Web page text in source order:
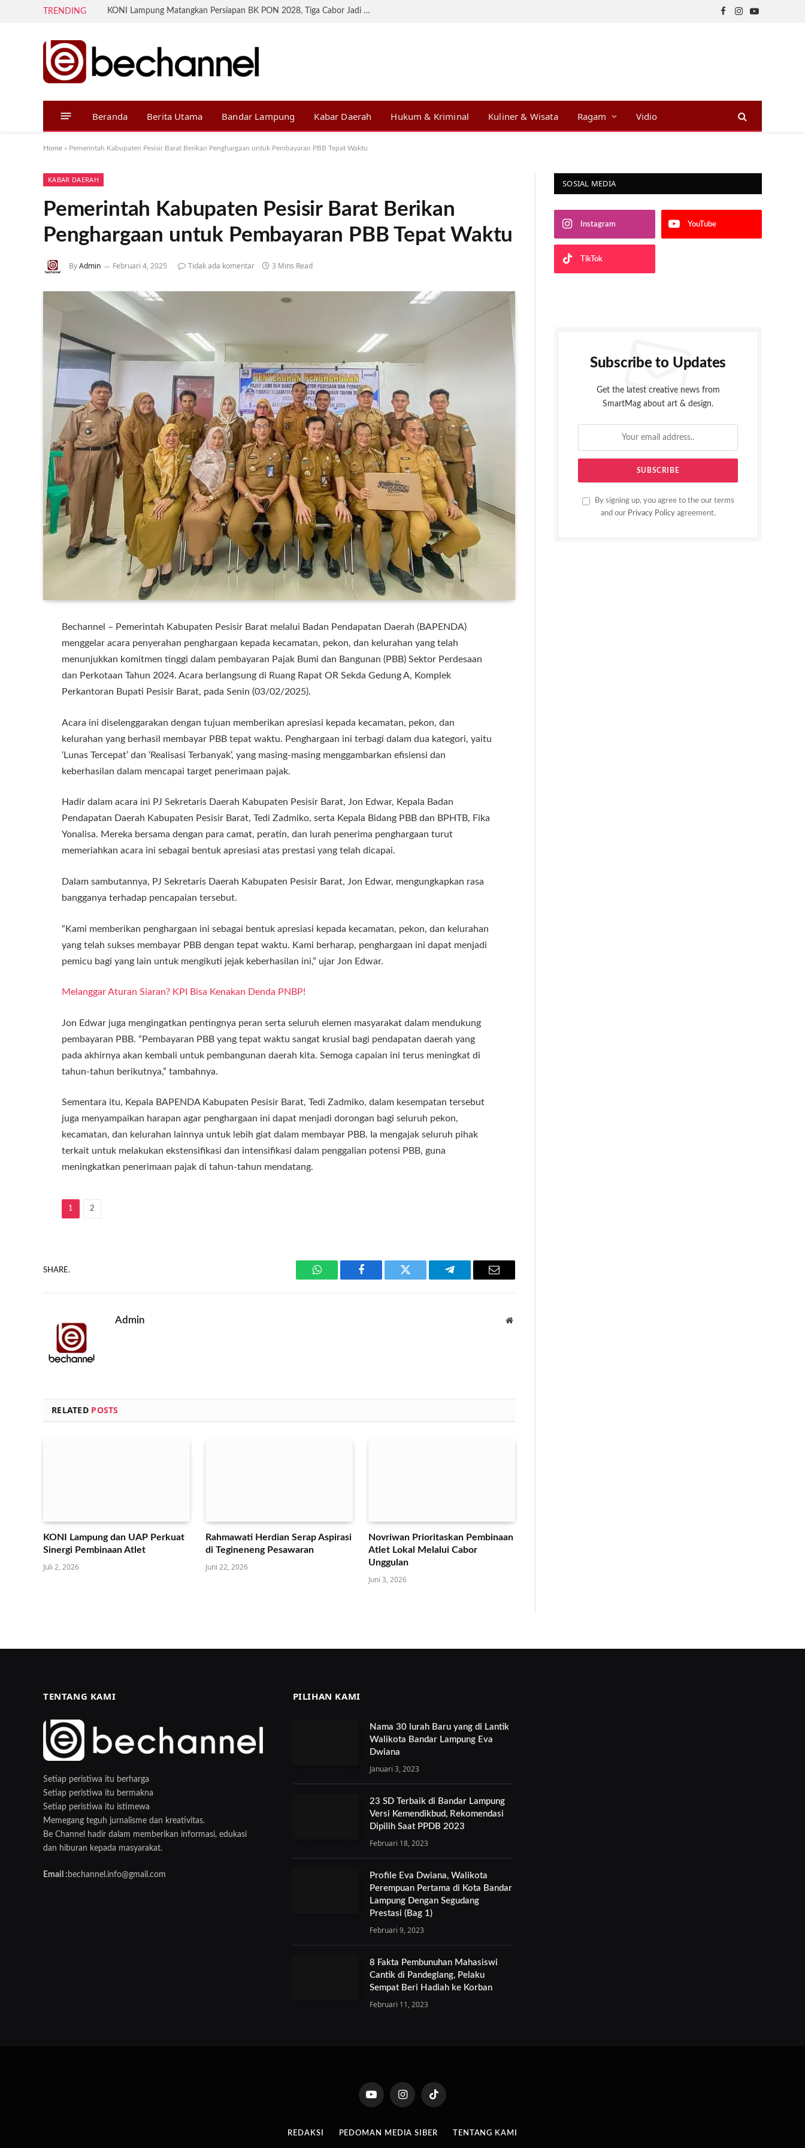
TRENDING KONI Lampung Matangkan Persiapan BK PON 2028, Tiga Cabor Jadi Prioritas
Facebook
Instagram
YouTube
Beranda Berita Utama Bandar Lampung Kabar Daerah Hukum & Kriminal Kuliner & Wisata Ragam Vidio
Home » Pemerintah Kabupaten Pesisir Barat Berikan Penghargaan untuk Pembayaran PBB Tepat Waktu
KABAR DAERAH
Pemerintah Kabupaten Pesisir Barat Berikan
Penghargaan untuk Pembayaran PBB Tepat Waktu
ByAdmin Februari 4, 2025 Tidak ada komentar 3 Mins Read
Bechannel – Pemerintah Kabupaten Pesisir Barat melalui Badan Pendapatan Daerah (BAPENDA)
menggelar acara penyerahan penghargaan kepada kecamatan, pekon, dan kelurahan yang telah
menunjukkan komitmen tinggi dalam pembayaran Pajak Bumi dan Bangunan (PBB) Sektor Perdesaan
dan Perkotaan Tahun 2024. Acara berlangsung di Ruang Rapat OR Sekda Gedung A, Komplek
Perkantoran Bupati Pesisir Barat, pada Senin (03/02/2025).
Acara ini diselenggarakan dengan tujuan memberikan apresiasi kepada kecamatan, pekon, dan
kelurahan yang berhasil membayar PBB tepat waktu. Penghargaan ini terbagi dalam dua kategori, yaitu
‘Lunas Tercepat’ dan ‘Realisasi Terbanyak’, yang masing-masing menggambarkan efisiensi dan
keberhasilan dalam mencapai target penerimaan pajak.
Hadir dalam acara ini PJ Sekretaris Daerah Kabupaten Pesisir Barat, Jon Edwar, Kepala Badan
Pendapatan Daerah Kabupaten Pesisir Barat, Tedi Zadmiko, serta Kepala Bidang PBB dan BPHTB, Fika
Yonalisa. Mereka bersama dengan para camat, peratin, dan lurah penerima penghargaan turut
memeriahkan acara ini sebagai bentuk apresiasi atas prestasi yang telah dicapai.
Dalam sambutannya, PJ Sekretaris Daerah Kabupaten Pesisir Barat, Jon Edwar, mengungkapkan rasa
bangganya terhadap pencapaian tersebut.
“Kami memberikan penghargaan ini sebagai bentuk apresiasi kepada kecamatan, pekon, dan kelurahan
yang telah sukses membayar PBB dengan tepat waktu. Kami berharap, penghargaan ini dapat menjadi
pemicu bagi yang lain untuk mengikuti jejak keberhasilan ini,” ujar Jon Edwar.
Melanggar Aturan Siaran? KPI Bisa Kenakan Denda PNBP!
Jon Edwar juga mengingatkan pentingnya peran serta seluruh elemen masyarakat dalam mendukung
pembayaran PBB. “Pembayaran PBB yang tepat waktu sangat krusial bagi pendapatan daerah yang
pada akhirnya akan kembali untuk pembangunan daerah kita. Semoga capaian ini terus meningkat di
tahun-tahun berikutnya,” tambahnya.
Sementara itu, Kepala BAPENDA Kabupaten Pesisir Barat, Tedi Zadmiko, dalam kesempatan tersebut
juga menyampaikan harapan agar penghargaan ini dapat menjadi dorongan bagi seluruh pekon,
kecamatan, dan kelurahan lainnya untuk lebih giat dalam membayar PBB. Ia mengajak seluruh pihak
terkait untuk melakukan ekstensifikasi dan intensifikasi dalam penggalian potensi PBB, guna
meningkatkan penerimaan pajak di tahun-tahun mendatang.
1 2
SHARE.
WhatsAppFacebook Twitter Telegram Email
Admin Website
RELATED POSTS
KONI Lampung dan UAP Perkuat
Sinergi Pembinaan Atlet
Juli 2, 2026
Rahmawati Herdian Serap Aspirasi
di Tegineneng Pesawaran
Juni 22, 2026
Novriwan Prioritaskan Pembinaan
Atlet Lokal Melalui Cabor
Unggulan
Juni 3, 2026
SOSIAL MEDIA
Instagram YouTube
TikTok
Subscribe to Updates
Get the latest creative news from
SmartMag about art & design.
By signing up, you agree to the our terms
and our Privacy Policyagreement.
TENTANG KAMI
Setiap peristiwa itu berharga
Setiap peristiwa itu bermakna
Setiap peristiwa itu istimewa
Memegang teguh jurnalisme dan kreativitas.
Be Channel hadir dalam memberikan informasi, edukasi
dan hiburan kepada masyarakat.
Email : bechannel.info@gmail.com
PILIHAN KAMI
Nama 30 lurah Baru yang di Lantik
Walikota Bandar Lampung Eva
Dwiana
Januari 3, 2023
23 SD Terbaik di Bandar Lampung
Versi Kemendikbud, Rekomendasi
Dipilih Saat PPDB 2023
Februari 18, 2023
Profile Eva Dwiana, Walikota
Perempuan Pertama di Kota Bandar
Lampung Dengan Segudang
Prestasi (Bag 1)
Februari 9, 2023
8 Fakta Pembunuhan Mahasiswi
Cantik di Pandeglang, Pelaku
Sempat Beri Hadiah ke Korban
Februari 11, 2023
YouTube InstagramTikTok
REDAKSI PEDOMAN MEDIA SIBER TENTANG KAMI